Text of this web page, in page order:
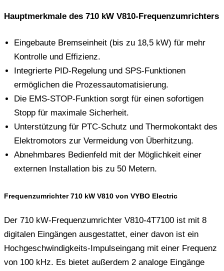
Hauptmerkmale des 710 kW V810-Frequenzumrichters
Eingebaute Bremseinheit (bis zu 18,5 kW) für mehr
Kontrolle und Effizienz.
Integrierte PID-Regelung und SPS-Funktionen
ermöglichen die Prozessautomatisierung.
Die EMS-STOP-Funktion sorgt für einen sofortigen
Stopp für maximale Sicherheit.
Unterstützung für PTC-Schutz und Thermokontakt des
Elektromotors zur Vermeidung von Überhitzung.
Abnehmbares Bedienfeld mit der Möglichkeit einer
externen Installation bis zu 50 Metern.
Frequenzumrichter 710 kW V810 von VYBO Electric
Der 710 kW-Frequenzumrichter V810-4T7100 ist mit 8
digitalen Eingängen ausgestattet, einer davon ist ein
Hochgeschwindigkeits-Impulseingang mit einer Frequenz
von 100 kHz. Es bietet außerdem 2 analoge Eingänge